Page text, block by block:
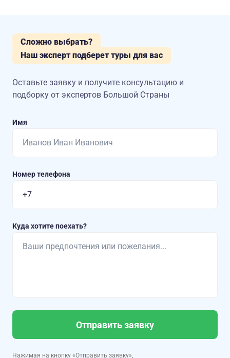
Сложно выбрать?
Наш эксперт подберет туры для вас
Оставьте заявку и получите консультацию и
подборку от экспертов Большой Страны
Имя
Номер телефона
Куда хотите поехать?
Отправить заявку
Нажимая на кнопку «Отправить заявку»,